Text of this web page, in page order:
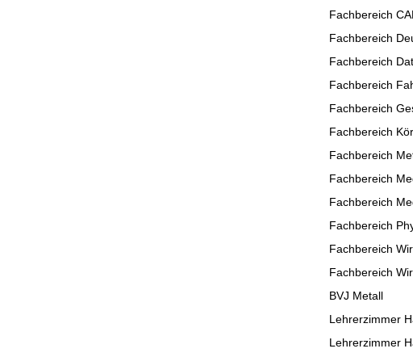
Fachbereich
Fachbereich
Fachbereich
Fachbereich
Fachbereich
Fachbereich
Fachbereich
Fachbereich
Fachbereich
Fachbereich
Fachbereich
Fachbereich
BVJ Metall
Lehrerzimmer
Lehrerzimmer